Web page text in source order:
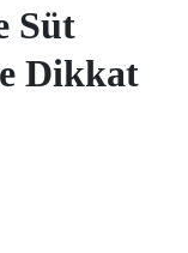
Süt
Dikkat